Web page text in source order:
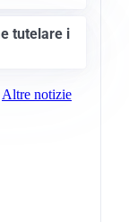
tutelare i
Altre notizie